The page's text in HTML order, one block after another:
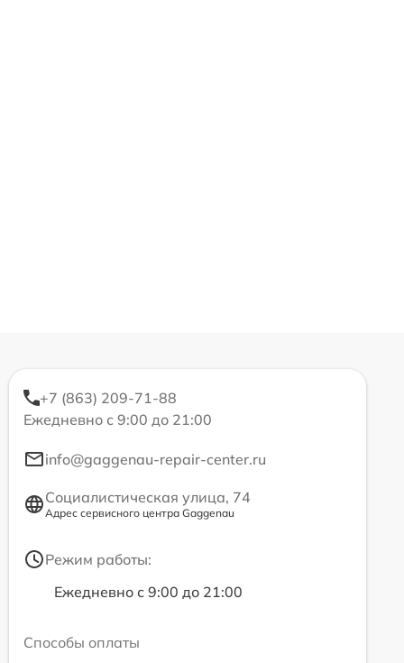
+7 (863) 209-71-88
Ежедневно с 9:00 до 21:00
info@gaggenau-repair-center.ru
Социалистическая улица, 74
Адрес сервисного центра Gaggenau
Режим работы:
Ежедневно с 9:00 до 21:00
Способы оплаты